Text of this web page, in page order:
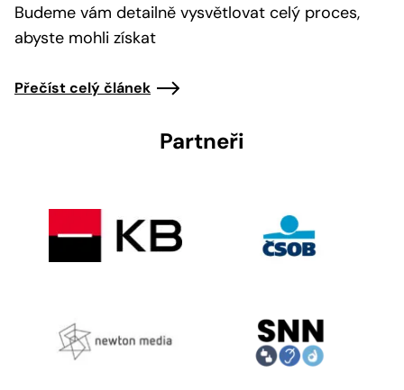
Budeme vám detailně vysvětlovat celý proces,
abyste mohli získat
Přečíst celý článek
Partneři